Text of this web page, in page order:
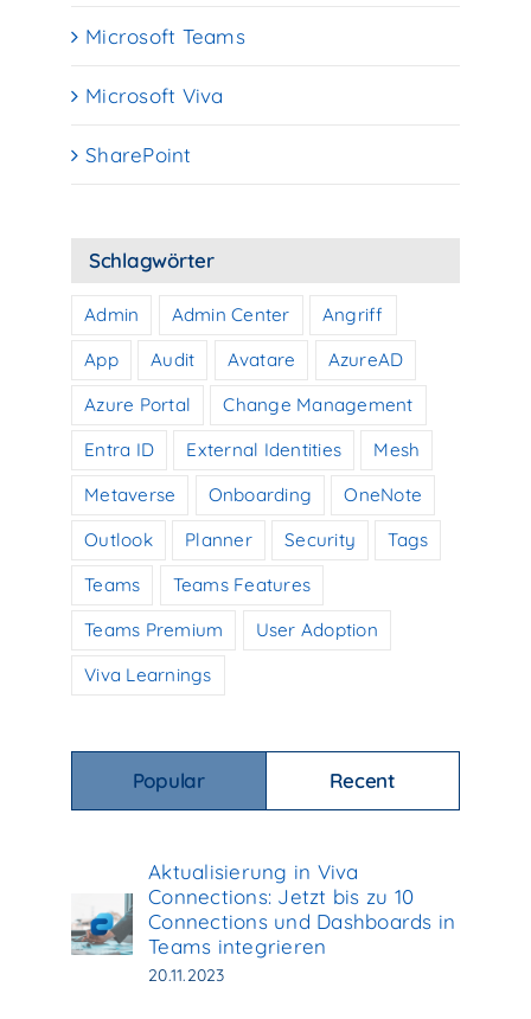
Microsoft Teams
Microsoft Viva
SharePoint
Schlagwörter
Admin Admin Center
Angriff
App
Audit Avatare
AzureAD
Azure Portal
Change Management
Entra ID
External Identities
Mesh
Metaverse
Onboarding
OneNote
Outlook
Planner Security
Tags
Teams
Teams Features
Teams Premium
User Adoption
Viva Learnings
Popular Recent
Aktualisierung in Viva
Connections: Jetzt bis zu 10
Connections und Dashboards in
Teams integrieren
20.11.2023